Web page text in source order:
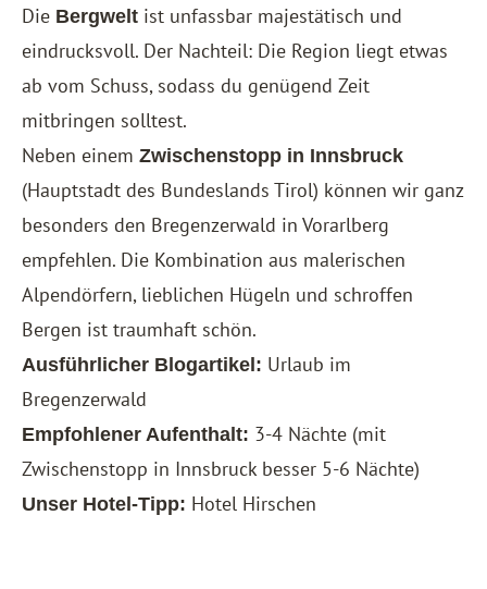
Die Bergwelt ist unfassbar majestätisch und
eindrucksvoll. Der Nachteil: Die Region liegt etwas
ab vom Schuss, sodass du genügend Zeit
mitbringen solltest.
Neben einem Zwischenstopp in Innsbruck
(Hauptstadt des Bundeslands Tirol) können wir ganz
besonders den Bregenzerwald in Vorarlberg
empfehlen. Die Kombination aus malerischen
Alpendörfern, lieblichen Hügeln und schroffen
Bergen ist traumhaft schön.
Ausführlicher Blogartikel: Urlaub im
Bregenzerwald
Empfohlener Aufenthalt: 3-4 Nächte (mit
Zwischenstopp in Innsbruck besser 5-6 Nächte)
Unser Hotel-Tipp: Hotel Hirschen